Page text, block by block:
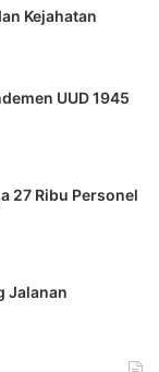
Kejahatan
UUD 1945
27 Ribu Personel
Jalanan